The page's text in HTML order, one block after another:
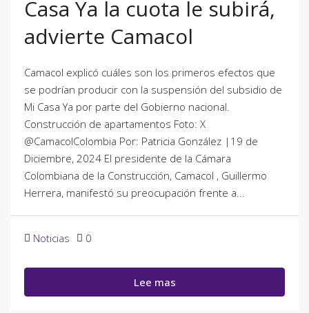
Casa Ya la cuota le subirá,
advierte Camacol
Camacol explicó cuáles son los primeros efectos que
se podrían producir con la suspensión del subsidio de
Mi Casa Ya por parte del Gobierno nacional.
Construcción de apartamentos Foto: X
@CamacolColombia Por: Patricia González |19 de
Diciembre, 2024 El presidente de la Cámara
Colombiana de la Construcción, Camacol , Guillermo
Herrera, manifestó su preocupación frente a...
Noticias 0
Lee mas